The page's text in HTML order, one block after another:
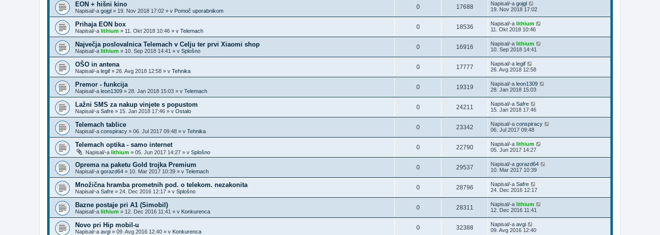
EON + hišni kino
Napisal/-a gojgl » 19. Nov 2018 17:02 » v Pomoč uporabnikom
0 17688 Napisal/-a gojgl
19. Nov 2018 17:02
Prihaja EON box
Napisal/-a lithium » 11. Okt 2018 10:46 » v Telemach
0 18536 Napisal/-a lithium
11. Okt 2018 10:46
Največja poslovalnica Telemach v Celju ter prvi Xiaomi shop
Napisal/-a lithium » 10. Sep 2018 14:41 » v Splošno
0 16916 Napisal/-a lithium
10. Sep 2018 14:41
OŠO in antena
Napisal/-a legif » 26. Avg 2018 12:58 » v Tehnika
0 17777 Napisal/-a legif
26. Avg 2018 12:58
Premor - funkcija
Napisal/-a leon1309 » 28. Jan 2018 15:03 » v Telemach
0 19319 Napisal/-a leon1309
28. Jan 2018 15:03
Lažni SMS za nakup vinjete s popustom
Napisal/-a Safre » 15. Jan 2018 17:46 » v Ostalo
0 24211 Napisal/-a Safre
15. Jan 2018 17:46
Telemach tablice
Napisal/-a conspiracy » 06. Jul 2017 09:48 » v Tehnika
0 23342 Napisal/-a conspiracy
06. Jul 2017 09:48
Telemach optika - samo internet
Napisal/-a lithium » 05. Jun 2017 14:27 » v Splošno
0 22790 Napisal/-a lithium
05. Jun 2017 14:27
Oprema na paketu Gold trojka Premium
Napisal/-a gorazd64 » 10. Mar 2017 10:39 » v Telemach
0 29537 Napisal/-a gorazd64
10. Mar 2017 10:39
Množična hramba prometnih pod. o telekom. nezakonita
Napisal/-a Safre » 24. Dec 2016 12:17 » v Splošno
0 28796 Napisal/-a Safre
24. Dec 2016 12:17
Bazne postaje pri A1 (Simobil)
Napisal/-a lithium » 12. Dec 2016 11:41 » v Konkurenca
0 28311 Napisal/-a lithium
12. Dec 2016 11:41
Novo pri Hip mobil-u
Napisal/-a avgi » 09. Avg 2016 12:40 » v Konkurenca
0 32388 Napisal/-a avgi
09. Avg 2016 12:40